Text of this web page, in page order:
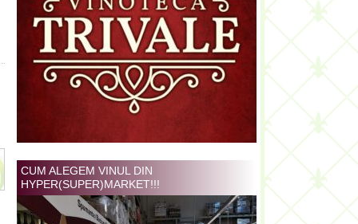
CUM ALEGEM VINUL DIN
HYPER(SUPER)MARKET!!!